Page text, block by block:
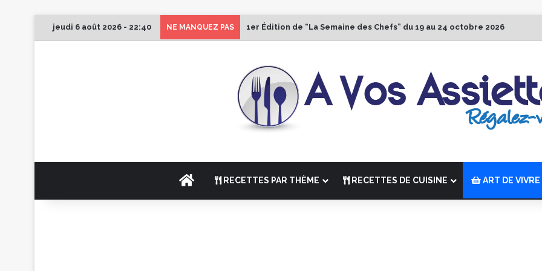
jeudi 6 août 2026 - 22:40 NE MANQUEZ PAS 1er Édition de “La Semaine des Chefs” du 19 au 24 octobre 2026
ACCUEILRECETTES PAR THÈME RECETTES DE CUISINE ART DE VIVRE